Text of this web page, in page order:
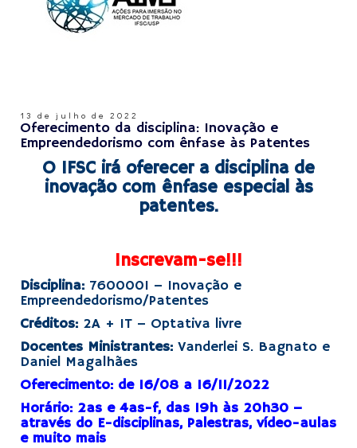
13 de julho de 2022
Oferecimento da disciplina: Inovação e
Empreendedorismo com ênfase às Patentes
O IFSC irá oferecer a disciplina de
inovação com ênfase especial às
patentes.
Inscrevam-se!!!
Disciplina: 7600001 – Inovação e
Empreendedorismo/Patentes
Créditos: 2A + 1T – Optativa livre
Docentes Ministrantes: Vanderlei S. Bagnato e
Daniel Magalhães
Oferecimento: de 16/08 a 16/11/2022
Horário: 2as e 4as-f, das 19h às 20h30 –
através do E-disciplinas, Palestras, vídeo-aulas
e muito mais